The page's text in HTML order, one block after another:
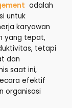
adalah
untuk
karyawan
yang tepat,
tetapi
dan
saat ini,
efektif
organisasi